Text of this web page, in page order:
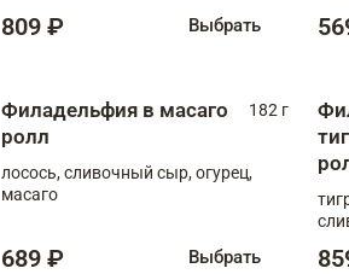
809 ₽ Выбрать
Филадельфия в масаго
ролл
182 г
лосось, сливочный сыр, огурец,
масаго
689 ₽ Выбрать